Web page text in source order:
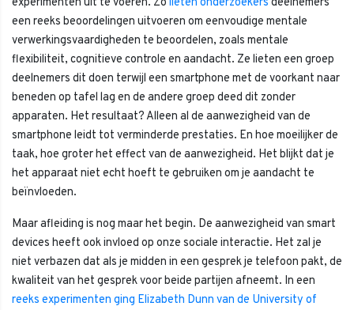
een reeks beoordelingen uitvoeren om eenvoudige mentale
verwerkingsvaardigheden te beoordelen, zoals mentale
flexibiliteit, cognitieve controle en aandacht. Ze lieten een groep
deelnemers dit doen terwijl een smartphone met de voorkant naar
beneden op tafel lag en de andere groep deed dit zonder
apparaten. Het resultaat? Alleen al de aanwezigheid van de
smartphone leidt tot verminderde prestaties. En hoe moeilijker de
taak, hoe groter het effect van de aanwezigheid. Het blijkt dat je
het apparaat niet echt hoeft te gebruiken om je aandacht te
beïnvloeden.
Maar afleiding is nog maar het begin. De aanwezigheid van smart
devices heeft ook invloed op onze sociale interactie. Het zal je
niet verbazen dat als je midden in een gesprek je telefoon pakt, de
kwaliteit van het gesprek voor beide partijen afneemt. In een
reeks experimenten ging Elizabeth Dunn van de University of